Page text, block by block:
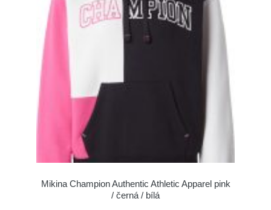
Mikina Champion Authentic Athletic Apparel pink
/ černá / bílá